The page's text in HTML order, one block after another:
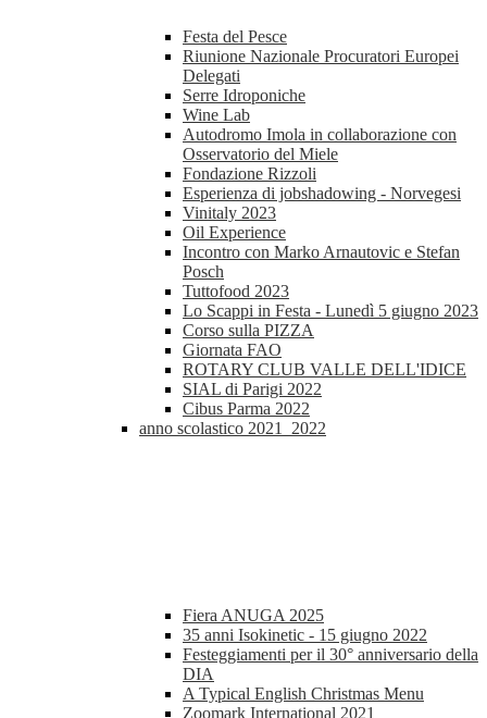
Festa del Pesce
Riunione Nazionale Procuratori Europei
Delegati
Serre Idroponiche
Wine Lab
Autodromo Imola in collaborazione con
Osservatorio del Miele
Fondazione Rizzoli
Esperienza di jobshadowing - Norvegesi
Vinitaly 2023
Oil Experience
Incontro con Marko Arnautovic e Stefan
Posch
Tuttofood 2023
Lo Scappi in Festa - Lunedì 5 giugno 2023
Corso sulla PIZZA
Giornata FAO
ROTARY CLUB VALLE DELL'IDICE
SIAL di Parigi 2022
Cibus Parma 2022
anno scolastico 2021_2022
Fiera ANUGA 2025
35 anni Isokinetic - 15 giugno 2022
Festeggiamenti per il 30° anniversario della
DIA
A Typical English Christmas Menu
Zoomark International 2021